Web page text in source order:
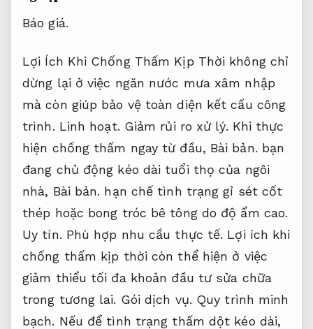
Báo giá.
Lợi Ích Khi Chống Thấm Kịp Thời không chỉ
dừng lại ở việc ngăn nước mưa xâm nhập
mà còn giúp bảo vệ toàn diện kết cấu công
trình. Linh hoạt. Giảm rủi ro xử lý. Khi thực
hiện chống thấm ngay từ đầu, Bài bản. bạn
đang chủ động kéo dài tuổi thọ của ngôi
nhà, Bài bản. hạn chế tình trạng gỉ sét cốt
thép hoặc bong tróc bê tông do độ ẩm cao.
Uy tín. Phù hợp nhu cầu thực tế. Lợi ích khi
chống thấm kịp thời còn thể hiện ở việc
giảm thiểu tối đa khoản đầu tư sửa chữa
trong tương lai. Gói dịch vụ. Quy trình minh
bạch. Nếu để tình trạng thấm dột kéo dài,